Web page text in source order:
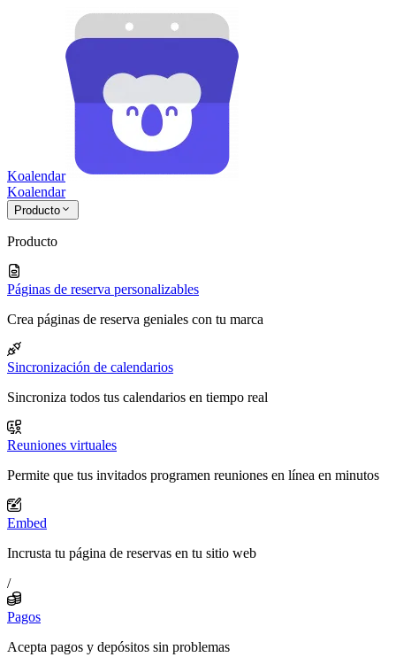
Koalendar
Koalendar
Producto
Producto
Páginas de reserva personalizables
Crea páginas de reserva geniales con tu marca
Sincronización de calendarios
Sincroniza todos tus calendarios en tiempo real
Reuniones virtuales
Permite que tus invitados programen reuniones en línea en minutos
Embed
Incrusta tu página de reservas en tu sitio web
/
Pagos
Acepta pagos y depósitos sin problemas